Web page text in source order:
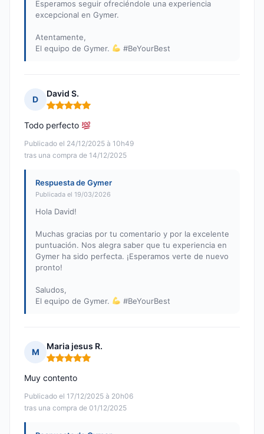
Esperamos seguir ofreciéndole una experiencia
excepcional en Gymer.
Atentamente,
El equipo de Gymer.
#BeYourBest
D
David S.
Nota: 5 de 5
Publicado el 24/12/2025 à 10h49
tras una compra de 14/12/2025
Todo perfecto
Respuesta de Gymer
Publicada el 19/03/2026
Hola David!
Muchas gracias por tu comentario y por la excelente
puntuación. Nos alegra saber que tu experiencia en
Gymer ha sido perfecta. ¡Esperamos verte de nuevo
pronto!
Saludos,
El equipo de Gymer.
#BeYourBest
M
Maria jesus R.
Nota: 5 de 5
Publicado el 17/12/2025 à 20h06
tras una compra de 01/12/2025
Muy contento